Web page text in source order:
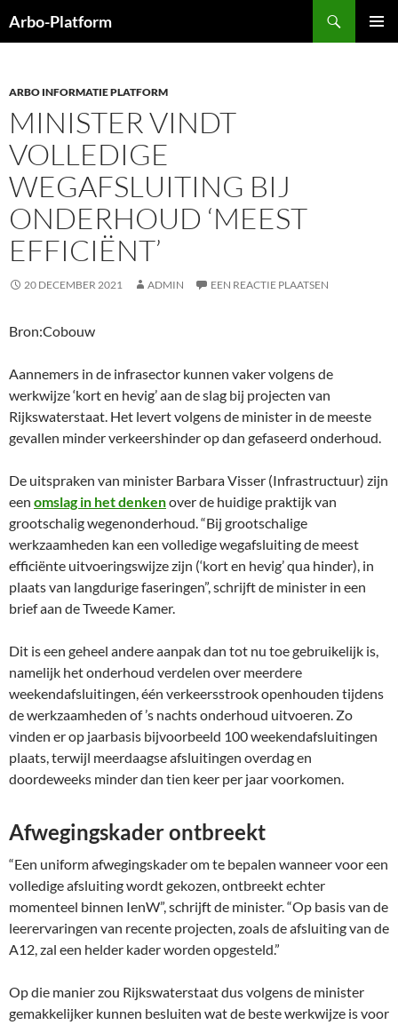
naar
Arbo-Platform
ARBO INFORMATIE PLATFORM
MINISTER VINDT
VOLLEDIGE
WEGAFSLUITING BIJ
ONDERHOUD ‘MEEST
EFFICIËNT’
20 DECEMBER 2021 ADMIN EEN REACTIE PLAATSEN
Bron:Cobouw
Aannemers in de infrasector kunnen vaker volgens de
werkwijze ‘kort en hevig’ aan de slag bij projecten van
Rijkswaterstaat. Het levert volgens de minister in de meeste
gevallen minder verkeershinder op dan gefaseerd onderhoud.
De uitspraken van minister Barbara Visser (Infrastructuur) zijn
een omslag in het denkenover de huidige praktijk van
grootschalig wegenonderhoud. “Bij grootschalige
werkzaamheden kan een volledige wegafsluiting de meest
efficiënte uitvoeringswijze zijn (‘kort en hevig’ qua hinder), in
plaats van langdurige faseringen”, schrijft de minister in een
brief aan de Tweede Kamer.
Dit is een geheel andere aanpak dan tot nu toe gebruikelijk is,
namelijk het onderhoud verdelen over meerdere
weekendafsluitingen, één verkeersstrook openhouden tijdens
de werkzaamheden of ’s nachts onderhoud uitvoeren. Zo
vinden er op jaarbasis bijvoorbeeld 100 weekendafsluitingen
plaats, terwijl meerdaagse afsluitingen overdag en
doordeweeks minder dan tien keer per jaar voorkomen.
Afwegingskader ontbreekt
“Een uniform afwegingskader om te bepalen wanneer voor een
volledige afsluiting wordt gekozen, ontbreekt echter
momenteel binnen IenW”, schrijft de minister. “Op basis van de
leerervaringen van recente projecten, zoals de afsluiting van de
A12, zal een helder kader worden opgesteld.”
Op die manier zou Rijkswaterstaat dus volgens de minister
gemakkelijker kunnen besluiten wat de beste werkwijze is voor